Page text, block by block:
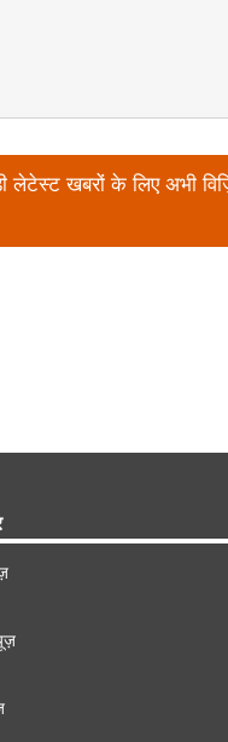
लेटेस्ट खबरों के लिए अभी